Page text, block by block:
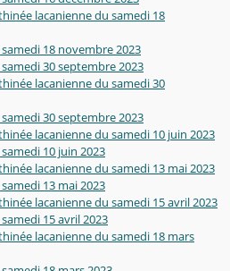
lacanienne du samedi 18
18 novembre 2023
30 septembre 2023
lacanienne du samedi 30
30 septembre 2023
lacanienne du samedi 10 juin 2023
10 juin 2023
lacanienne du samedi 13 mai 2023
13 mai 2023
lacanienne du samedi 15 avril 2023
15 avril 2023
lacanienne du samedi 18 mars